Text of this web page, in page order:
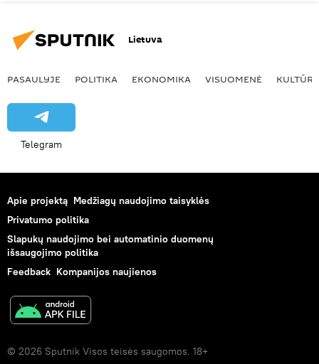
Lietuva
PASAULYJE POLITIKA EKONOMIKA VISUOMENĖ KULTŪRA
Telegram
Apie projektą Medžiagų naudojimo taisyklės
Privatumo politika
Slapukų naudojimo bei automatinio duomenų
išsaugojimo politika
Feedback Kompanijos naujienos
© 2026 Sputnik Visos teisės saugomos. 18+